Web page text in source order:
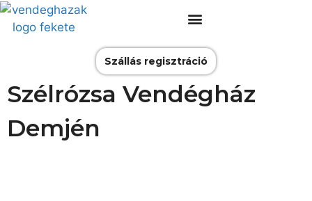
Szállás regisztráció
Szélrózsa Vendégház
Demjén